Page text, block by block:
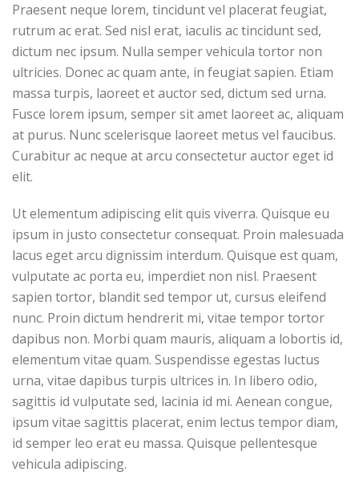
Praesent neque lorem, tincidunt vel placerat feugiat,
rutrum ac erat. Sed nisl erat, iaculis ac tincidunt sed,
dictum nec ipsum. Nulla semper vehicula tortor non
ultricies. Donec ac quam ante, in feugiat sapien. Etiam
massa turpis, laoreet et auctor sed, dictum sed urna.
Fusce lorem ipsum, semper sit amet laoreet ac, aliquam
at purus. Nunc scelerisque laoreet metus vel faucibus.
Curabitur ac neque at arcu consectetur auctor eget id
elit.
Ut elementum adipiscing elit quis viverra. Quisque eu
ipsum in justo consectetur consequat. Proin malesuada
lacus eget arcu dignissim interdum. Quisque est quam,
vulputate ac porta eu, imperdiet non nisl. Praesent
sapien tortor, blandit sed tempor ut, cursus eleifend
nunc. Proin dictum hendrerit mi, vitae tempor tortor
dapibus non. Morbi quam mauris, aliquam a lobortis id,
elementum vitae quam. Suspendisse egestas luctus
urna, vitae dapibus turpis ultrices in. In libero odio,
sagittis id vulputate sed, lacinia id mi. Aenean congue,
ipsum vitae sagittis placerat, enim lectus tempor diam,
id semper leo erat eu massa. Quisque pellentesque
vehicula adipiscing.